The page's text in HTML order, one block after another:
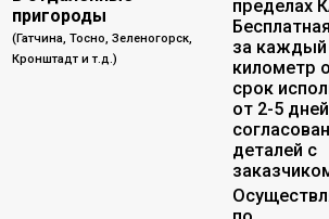
пригороды
(Гатчина, Тосно, Зеленогорск,
Кронштадт и т.д.)
пределах
за каждый
километр
срок
от 2-5
деталей с